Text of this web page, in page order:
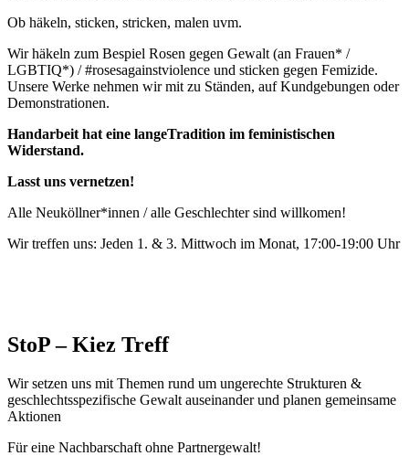
Ob häkeln, sticken, stricken, malen uvm.
Wir häkeln zum Bespiel Rosen gegen Gewalt (an Frauen* /
LGBTIQ*) / #rosesagainstviolence und sticken gegen Femizide.
Unsere Werke nehmen wir mit zu Ständen, auf Kundgebungen oder
Demonstrationen.
Handarbeit hat eine langeTradition im feministischen
Widerstand.​
Lasst uns vernetzen!
​Alle Neuköllner*innen / alle Geschlechter sind willkomen!
Wir treffen uns: Jeden 1. & 3. Mittwoch im Monat, 17:00-19:00 Uhr
StoP – Kiez Treff
Wir setzen uns mit Themen rund um ungerechte Strukturen &
geschlechtsspezifische Gewalt auseinander und planen gemeinsame
Aktionen
Für eine Nachbarschaft ohne Partnergewalt!